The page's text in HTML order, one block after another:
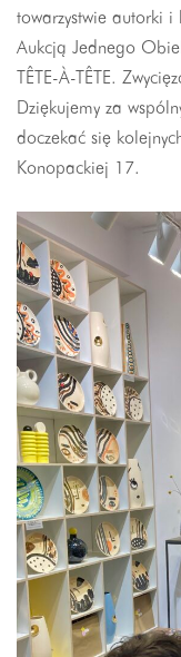
towarzystwie autorki i
Aukcją Jednego
TÊTE-À-TÊTE.
Dziękujemy za
doczekać się
Konopackiej 17.